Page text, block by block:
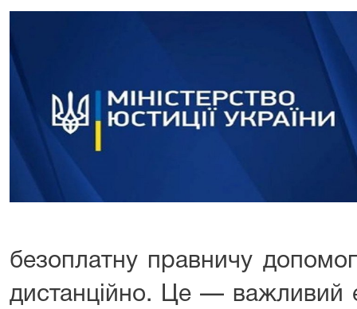
безоплатну правничу
дистанційно. Це — важливий